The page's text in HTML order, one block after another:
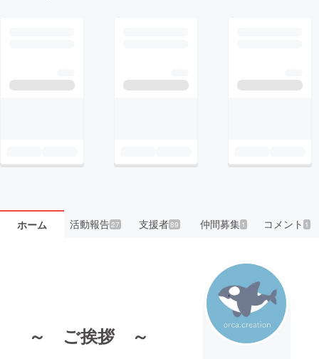
ホーム 活動報告27 支援者89 仲間募集 1 コメント 1
～ ご挨拶 ～